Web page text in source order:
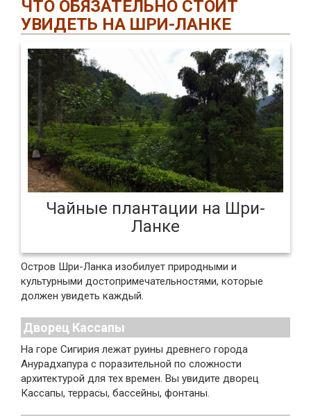
ЧТО ОБЯЗАТЕЛЬНО СТОИТ
УВИДЕТЬ НА ШРИ-ЛАНКЕ
Чайные плантации на Шри-
Ланке
Остров Шри-Ланка изобилует природными и
культурными достопримечательностями, которые
должен увидеть каждый.
Дворец Кассапы
На горе Сигирия лежат руины древнего города
Анурадхапура с поразительной по сложности
архитектурой для тех времен. Вы увидите дворец
Кассапы, террасы, бассейны, фонтаны.